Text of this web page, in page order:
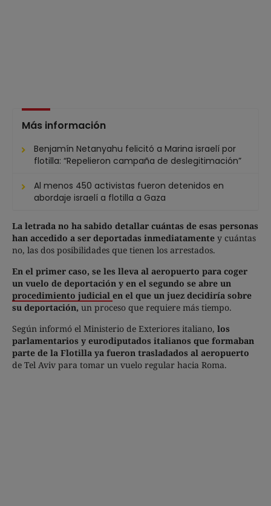
Más información
Benjamín Netanyahu felicitó a Marina israelí por
flotilla: “Repelieron campaña de deslegitimación”
Al menos 450 activistas fueron detenidos en
abordaje israelí a flotilla a Gaza
La letrada no ha sabido detallar cuántas de esas personas
han accedido a ser deportadas inmediatamente y cuántas
no, las dos posibilidades que tienen los arrestados.
En el primer caso, se les lleva al aeropuerto para coger
un vuelo de deportación y en el segundo se abre un
procedimiento judicial en el que un juez decidiría sobre
su deportación, un proceso que requiere más tiempo.
Según informó el Ministerio de Exteriores italiano, los
parlamentarios y eurodiputados italianos que formaban
parte de la Flotilla ya fueron trasladados al aeropuerto
de Tel Aviv para tomar un vuelo regular hacia Roma.